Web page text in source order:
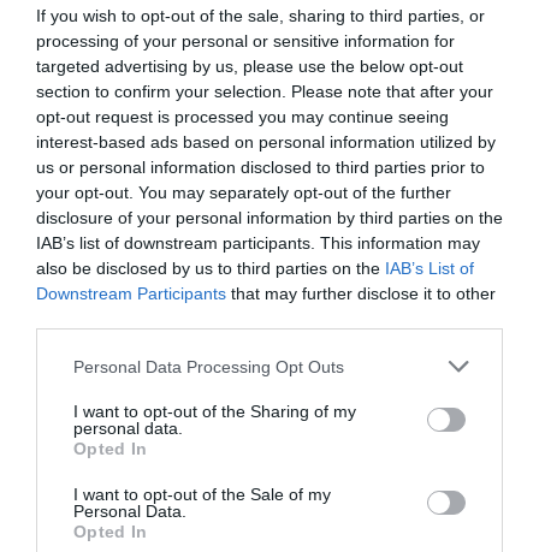
If you wish to opt-out of the sale, sharing to third parties, or
processing of your personal or sensitive information for
targeted advertising by us, please use the below opt-out
section to confirm your selection. Please note that after your
opt-out request is processed you may continue seeing
interest-based ads based on personal information utilized by
us or personal information disclosed to third parties prior to
your opt-out. You may separately opt-out of the further
disclosure of your personal information by third parties on the
IAB’s list of downstream participants. This information may
also be disclosed by us to third parties on the IAB’s List of
Downstream Participants that may further disclose it to other
Personal Data Processing Opt Outs
I want to opt-out of the Sharing of my
personal data.
Opted In
I want to opt-out of the Sale of my
Personal Data.
Opted In
Ερμηνεύει η Λένα Παπαληγούρα
Μια παραγωγή της διεθνούς εταιρείας«Trish
Wadley Productions»και του Πολιτιστικού
Οργανισμού «Λυκόφως», υπό την αιγίδα του
Councilκαι τωνΠρεσβειών Αυστραλίας και
Μεγάλης Βρετανίας στην Ελλάδα.
Διαβάστε επίσης:
Η Λένα Παπαληγούρα ερμηνεύει το «Prima Facie» της Σούζι
Μίλλερ | Κριτική Θεάτρου από την Τόνια Τσαμούρη
Ταυτότητα Εκδήλωσης
Ημερομηνία:
Από: 16/03/2026
Δευτέρα και Τρίτη, 20:00
Τοποθεσία: